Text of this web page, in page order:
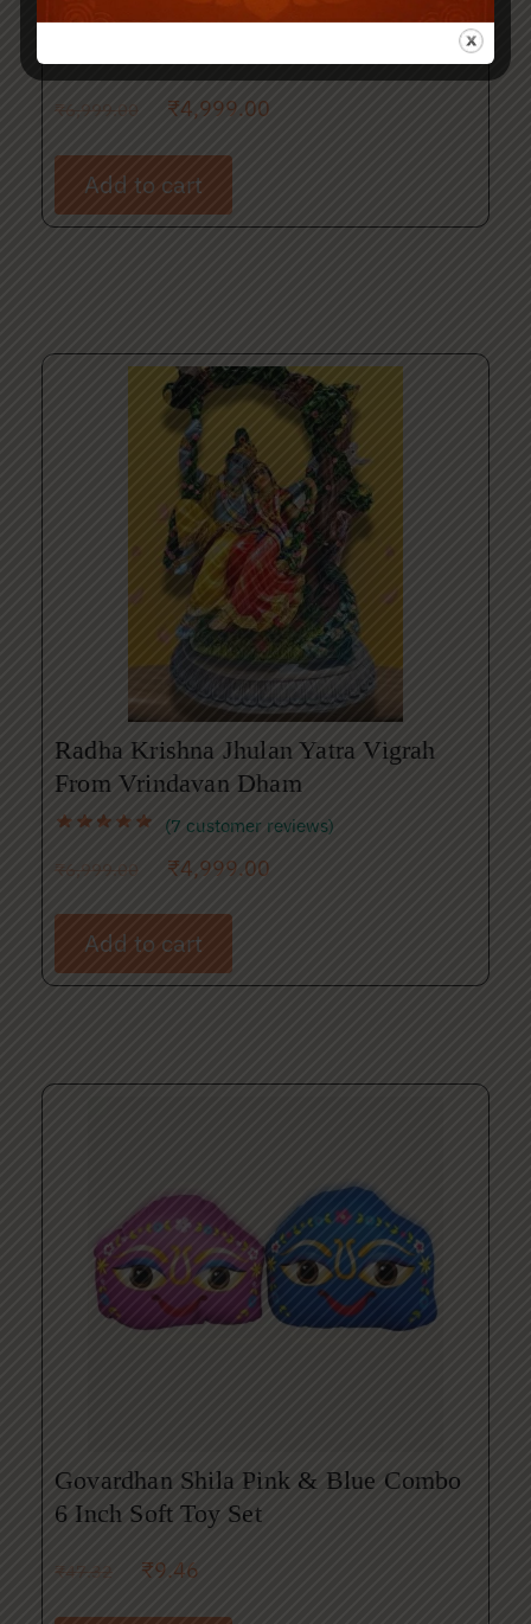
Jagadguru Srila Parbhupada Vigrah
₹6,999.00 ₹4,999.00
Add to cart
Radha Krishna Jhulan Yatra Vigrah
From Vrindavan Dham
(7 customer reviews)
₹6,999.00 ₹4,999.00
Add to cart
Govardhan Shila Pink & Blue Combo
6 Inch Soft Toy Set
₹47.32 ₹9.46